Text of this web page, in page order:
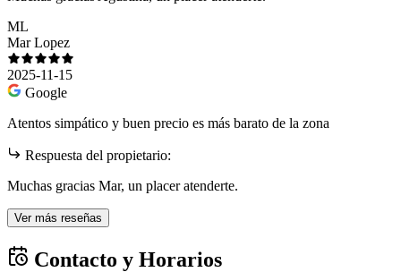
ML
Mar Lopez
2025-11-15
Google
Atentos simpático y buen precio es más barato de la zona
Respuesta del propietario:
Muchas gracias Mar, un placer atenderte.
Ver más reseñas
Contacto y Horarios